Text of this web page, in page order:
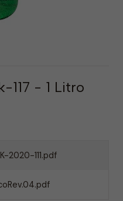
117 - 1 Litro
2020-111.pdf